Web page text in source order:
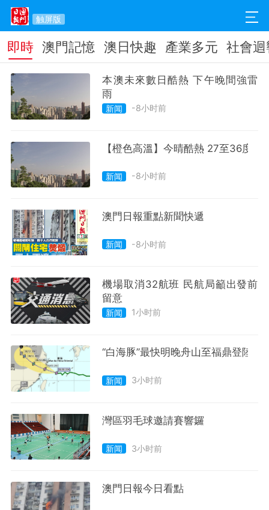
触屏版
即時 澳門記憶 澳日快趣 產業多元 社會迴
本澳未來數日酷熱 下午晚間強雷
雨
新闻 -8小时前
【橙色高溫】今晴酷熱 27至36度
新闻 -8小时前
澳門日報重點新聞快遞
新闻 -8小时前
機場取消32航班 民航局籲出發前
留意
新闻 1小时前
“白海豚”最快明晚舟山至福鼎登陸
新闻 3小时前
灣區羽毛球邀請賽響鑼
新闻 3小时前
澳門日報今日看點